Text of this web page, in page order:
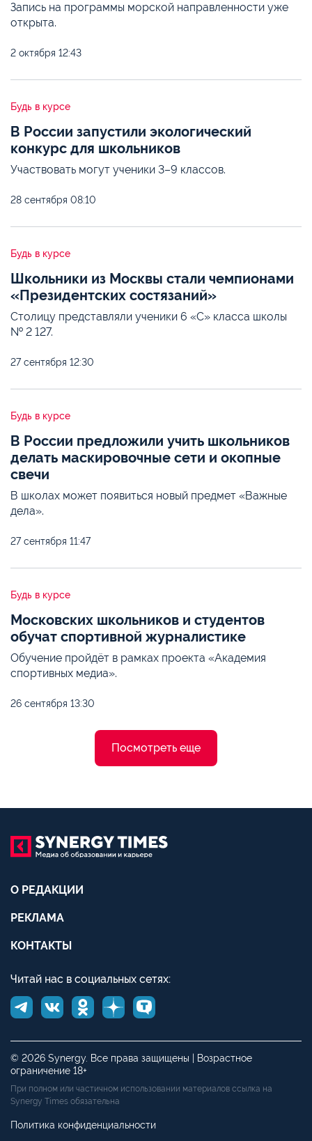
Запись на программы морской направленности уже
открыта.
2 октября 12:43
Будь в курсе
В России запустили экологический
конкурс для школьников
Участвовать могут ученики 3–9 классов.
28 сентября 08:10
Будь в курсе
Школьники из Москвы стали чемпионами
«Президентских состязаний»
Столицу представляли ученики 6 «С» класса школы
№ 2 127.
27 сентября 12:30
Будь в курсе
В России предложили учить школьников
делать маскировочные сети и окопные
свечи
В школах может появиться новый предмет «Важные
дела».
27 сентября 11:47
Будь в курсе
Московских школьников и студентов
обучат спортивной журналистике
Обучение пройдёт в рамках проекта «Академия
спортивных медиа».
26 сентября 13:30
Посмотреть еще
О РЕДАКЦИИ
РЕКЛАМА
КОНТАКТЫ
Читай нас в социальных сетях:
© 2026 Synergy. Все права защищены | Возрастное
ограничение 18+
При полном или частичном использовании материалов ссылка на
Synergy Times обязательна
Политика конфиденциальности